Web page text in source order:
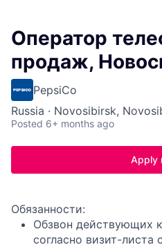
Оператор
продаж,
PepsiCo
Russia · Novosibirsk,
Posted 6+ months ago
Apply
Обязанности:
Обзвон действующих
согласно визит-